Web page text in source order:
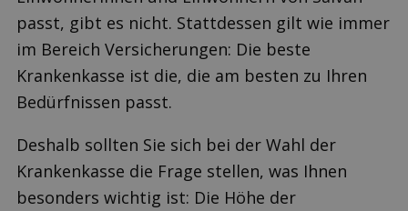
passt, gibt es nicht. Stattdessen gilt wie immer
im Bereich Versicherungen: Die beste
Krankenkasse ist die, die am besten zu Ihren
Bedürfnissen passt.
Deshalb sollten Sie sich bei der Wahl der
Krankenkasse die Frage stellen, was Ihnen
besonders wichtig ist: Die Höhe der